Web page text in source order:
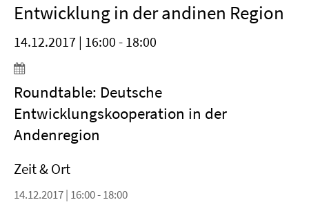
Entwicklung in der andinen Region
14.12.2017 | 16:00 - 18:00
Roundtable: Deutsche
Entwicklungskooperation in der
Andenregion
Zeit & Ort
14.12.2017 | 16:00 - 18:00